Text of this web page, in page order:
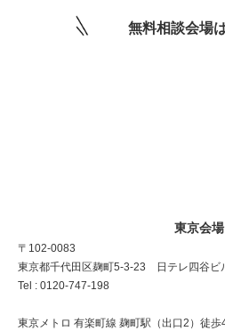
無料相談会場
東京会場
〒102-0083
東京都千代田区麹町5-3-23 日テレ四谷ビ
Tel : 0120-747-198
東京メトロ 有楽町線 麹町駅（出口2）徒歩